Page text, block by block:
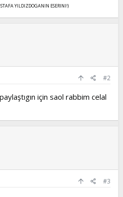
YILDIZDOGANIN ESERINI!)
#2
için saol rabbim celal
#3